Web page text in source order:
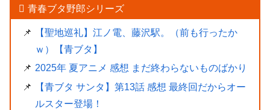
青春ブタ野郎シリーズ
【聖地巡礼】江ノ電、藤沢駅。（前も行ったか
ｗ）【青ブタ】
2025年 夏アニメ 感想 まだ終わらないものばかり
【青ブタ サンタ】第13話 感想 最終回だからオー
ルスター登場！